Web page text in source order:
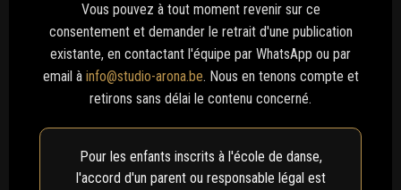
Vous pouvez à tout moment revenir sur ce
consentement et demander le retrait d'une publication
existante, en contactant l'équipe par WhatsApp ou par
email à info@studio-arona.be. Nous en tenons compte et
retirons sans délai le contenu concerné.
Pour les enfants inscrits à l'école de danse,
l'accord d'un parent ou responsable légal est